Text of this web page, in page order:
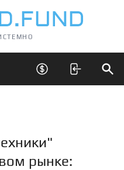
Открыть скрытые
рынке: